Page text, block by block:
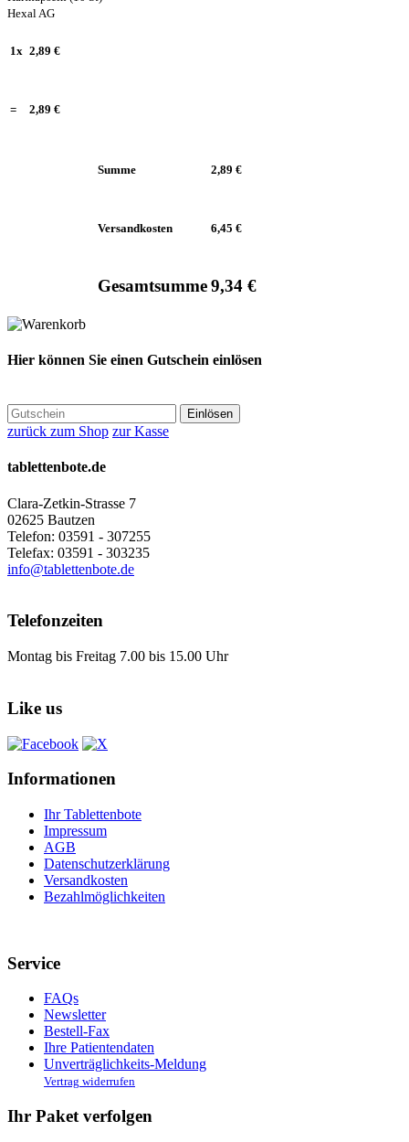
Hexal AG
1x 2,89 €
= 2,89 €
Summe 2,89 €
Versandkosten 6,45 €
Gesamtsumme9,34 €
Hier können Sie einen Gutschein einlösen
Einlösen
zurück zum Shop zur Kasse
tablettenbote.de
Clara-Zetkin-Strasse 7
02625 Bautzen
Telefon: 03591 - 307255
Telefax: 03591 - 303235
info@tablettenbote.de
Telefonzeiten
Montag bis Freitag 7.00 bis 15.00 Uhr
Like us
Informationen
Ihr Tablettenbote
Impressum
AGB
Datenschutzerklärung
Versandkosten
Bezahlmöglichkeiten
Service
FAQs
Newsletter
Bestell-Fax
Ihre Patientendaten
Unverträglichkeits-Meldung
Vertrag widerrufen
Ihr Paket verfolgen